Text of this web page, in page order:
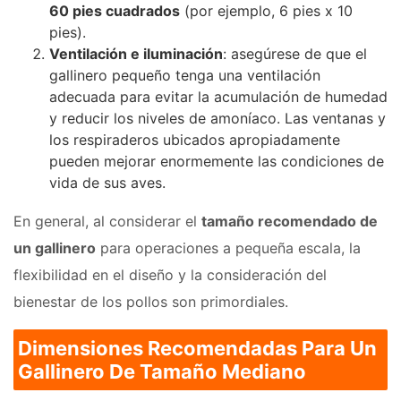
60 pies cuadrados (por ejemplo, 6 pies x 10
pies).
Ventilación e iluminación: asegúrese de que el
gallinero pequeño tenga una ventilación
adecuada para evitar la acumulación de humedad
y reducir los niveles de amoníaco. Las ventanas y
los respiraderos ubicados apropiadamente
pueden mejorar enormemente las condiciones de
vida de sus aves.
En general, al considerar el tamaño recomendado de
un gallinero para operaciones a pequeña escala, la
flexibilidad en el diseño y la consideración del
bienestar de los pollos son primordiales.
Dimensiones Recomendadas Para Un
Gallinero De Tamaño Mediano